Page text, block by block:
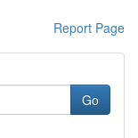
Report Page
Go